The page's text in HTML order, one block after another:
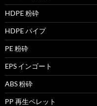
HDPE 粉砕
HDPE パイプ
PE 粉砕
EPS インゴート
ABS 粉砕
PP 再生ペレット